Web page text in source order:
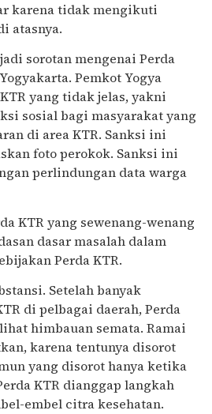
karena tidak mengikuti
atasnya.
sorotan mengenai Perda
Pemkot Yogya
yang tidak jelas, yakni
sosial bagi masyarakat yang
di area KTR. Sanksi ini
foto perokok. Sanksi ini
perlindungan data warga
KTR yang sewenang-wenang
dasar masalah dalam
Perda KTR.
Setelah banyak
di pelbagai daerah, Perda
himbauan semata. Ramai
karena tentunya disorot
yang disorot hanya ketika
KTR dianggap langkah
embel citra kesehatan.